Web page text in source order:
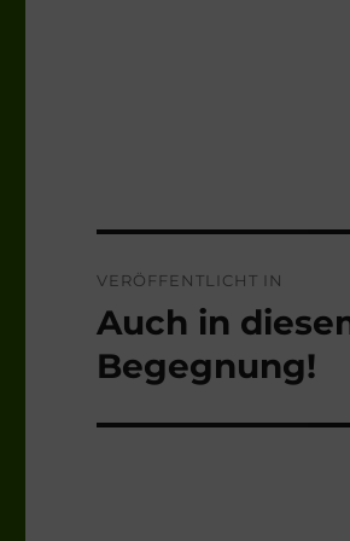
VERÖFFENTLICHT IN
Auch in
Begegnung!